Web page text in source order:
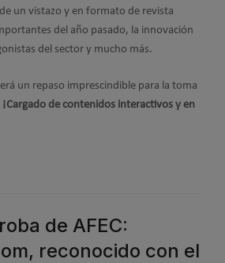
un vistazo y en formato de revista
del año pasado, la innovación
del sector y mucho más.
un repaso imprescindible para la toma
¡Cargado de contenidos interactivos y en
de AFEC:
reconocido con el